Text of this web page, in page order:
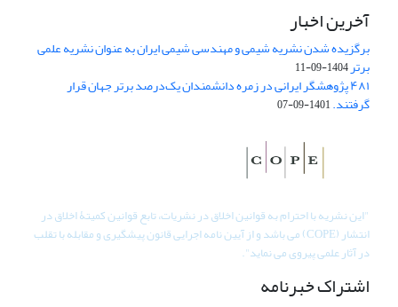
آخرین اخبار
برگزیده شدن نشریه شیمی و مهندسی شیمی ایران به عنوان نشریه علمی
برتر1404-09-11
۴۸۱ پژوهشگر ایرانی در زمره دانشمندان یک‌درصد برتر جهان قرار
گرفتند.1401-09-07
"این نشریه با احترام به قوانین اخلاق در نشریات، تابع قوانین کمیتۀ اخلاق در
انتشار (COPE) می باشد و از آیین نامه اجرایی قانون پیشگیری و مقابله با تقلب
در آثار علمی پیروی می نماید".
اشتراک خبرنامه